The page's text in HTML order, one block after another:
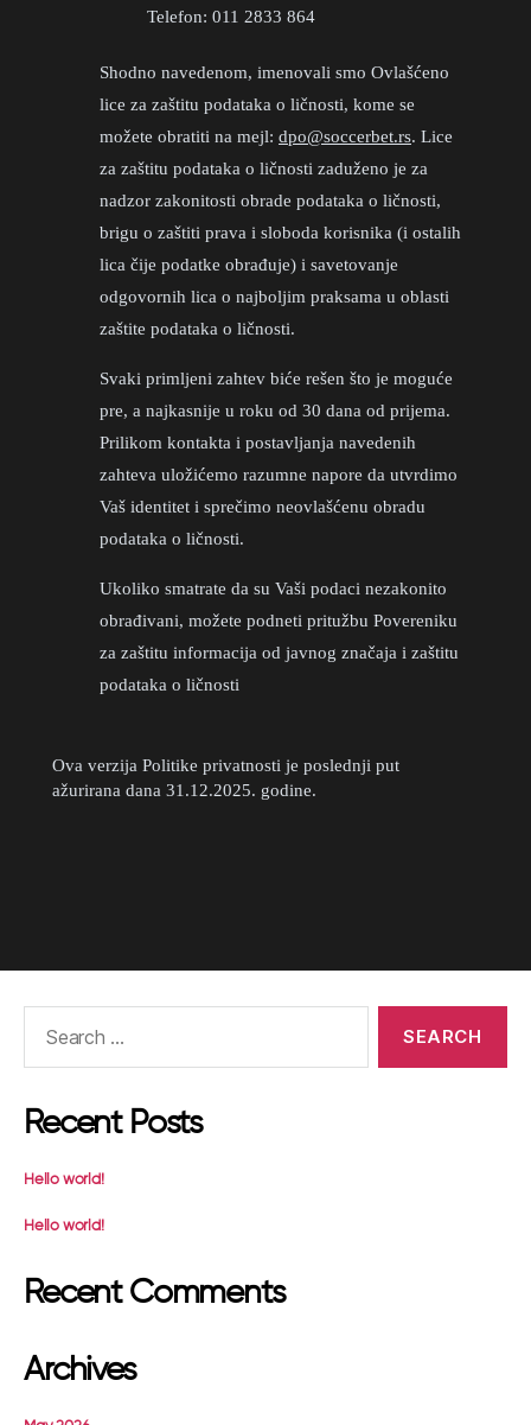
Telefon: 011 2833 864
Shodno navedenom, imenovali smo Ovlašćeno
lice za zaštitu podataka o ličnosti, kome se
možete obratiti na mejl: dpo@soccerbet.rs. Lice
za zaštitu podataka o ličnosti zaduženo je za
nadzor zakonitosti obrade podataka o ličnosti,
brigu o zaštiti prava i sloboda korisnika (i ostalih
lica čije podatke obrađuje) i savetovanje
odgovornih lica o najboljim praksama u oblasti
zaštite podataka o ličnosti.
Svaki primljeni zahtev biće rešen što je moguće
pre, a najkasnije u roku od 30 dana od prijema.
Prilikom kontakta i postavljanja navedenih
zahteva uložićemo razumne napore da utvrdimo
Vaš identitet i sprečimo neovlašćenu obradu
podataka o ličnosti.
Ukoliko smatrate da su Vaši podaci nezakonito
obrađivani, možete podneti pritužbu Povereniku
za zaštitu informacija od javnog značaja i zaštitu
podataka o ličnosti
Ova verzija Politike privatnosti je poslednji put
ažurirana dana 31.12.2025. godine.
Recent Posts
Hello world!
Hello world!
Recent Comments
Archives